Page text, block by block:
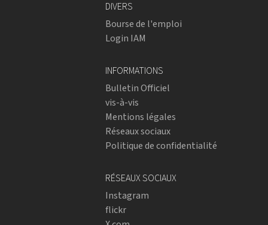
DIVERS
Bourse de l'emploi
Login IAM
INFORMATIONS
Bulletin Officiel
vis-à-vis
Mentions légales
Réseaux sociaux
Politique de confidentialité
RÉSEAUX SOCIAUX
Instagram
flickr